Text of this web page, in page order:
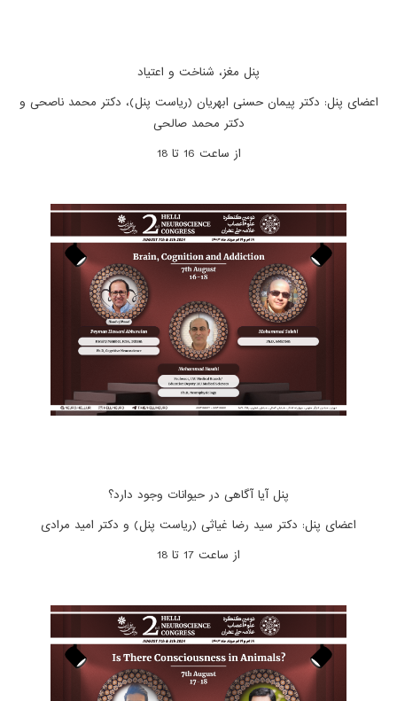
پنل مغز، شناخت و اعتیاد
اعضای پنل: دکتر پیمان حسنی ابهریان (ریاست پنل)، دکتر محمد ناصحی و
دکتر محمد صالحی
از ساعت 16 تا 18
پنل آیا آگاهی در حیوانات وجود دارد؟
اعضای پنل: دکتر سید رضا غیاثی (ریاست پنل) و دکتر امید مرادی
از ساعت 17 تا 18